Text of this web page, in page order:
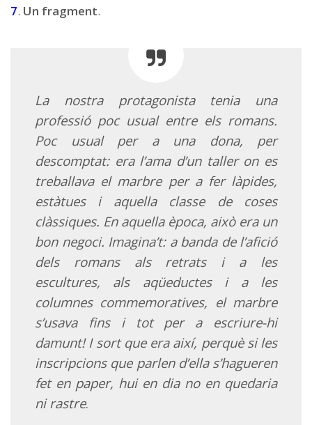
7. Un fragment.
La nostra protagonista tenia una
professió poc usual entre els romans.
Poc usual per a una dona, per
descomptat: era l’ama d’un taller on es
treballava el marbre per a fer làpides,
estàtues i aquella classe de coses
clàssiques. En aquella època, això era un
bon negoci. Imagina’t: a banda de l’afició
dels romans als retrats i a les
escultures, als aqüeductes i a les
columnes commemoratives, el marbre
s’usava fins i tot per a escriure-hi
damunt! I sort que era així, perquè si les
inscripcions que parlen d’ella s’hagueren
fet en paper, hui en dia no en quedaria
ni rastre.